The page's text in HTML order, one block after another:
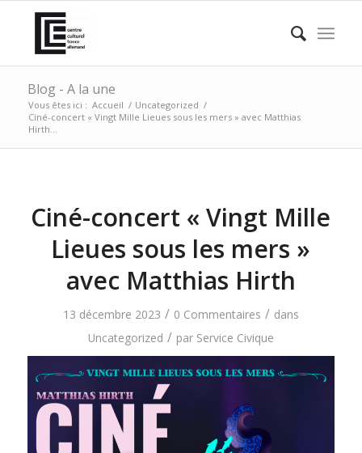
Blog - A la une
Vous êtes ici : Accueil / Uncategorized /
Ciné-concert « Vingt Mille Lieues sous les mers » avec Matthias
Hirth...
Ciné-concert « Vingt Mille
Lieues sous les mers »
avec Matthias Hirth
13 décembre 2023 / 0 Commentaires / dans
Uncategorized / par Service Civique